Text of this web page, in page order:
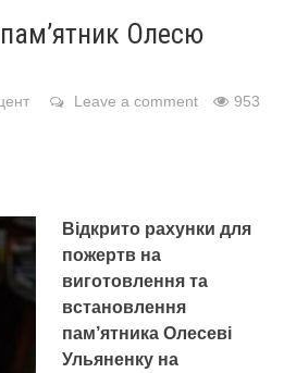
Олесю
Leave a comment 953
Відкрито рахунки для
пожертв на
виготовлення та
встановлення
пам’ятника Олесеві
Ульяненку на